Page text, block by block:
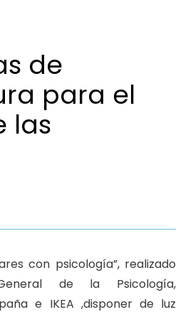
de
para el
las
con psicología”, realizado
de la Psicología,
e IKEA ,disponer de luz